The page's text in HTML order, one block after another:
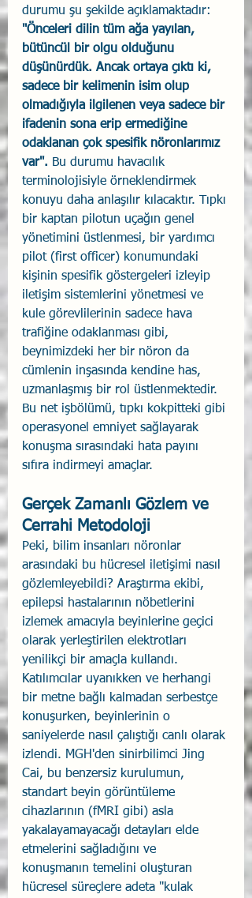
durumu şu şekilde açıklamaktadır:
"Önceleri dilin tüm ağa yayılan,
bütüncül bir olgu olduğunu
düşünürdük. Ancak ortaya çıktı ki,
sadece bir kelimenin isim olup
olmadığıyla ilgilenen veya sadece bir
ifadenin sona erip ermediğine
odaklanan çok spesifik nöronlarımız
var". Bu durumu havacılık
terminolojisiyle örneklendirmek
konuyu daha anlaşılır kılacaktır. Tıpkı
bir kaptan pilotun uçağın genel
yönetimini üstlenmesi, bir yardımcı
pilot (first officer) konumundaki
kişinin spesifik göstergeleri izleyip
iletişim sistemlerini yönetmesi ve
kule görevlilerinin sadece hava
trafiğine odaklanması gibi,
beynimizdeki her bir nöron da
cümlenin inşasında kendine has,
uzmanlaşmış bir rol üstlenmektedir.
Bu net işbölümü, tıpkı kokpitteki gibi
operasyonel emniyet sağlayarak
konuşma sırasındaki hata payını
sıfıra indirmeyi amaçlar.
Gerçek Zamanlı Gözlem ve
Cerrahi Metodoloji
Peki, bilim insanları nöronlar
arasındaki bu hücresel iletişimi nasıl
gözlemleyebildi? Araştırma ekibi,
epilepsi hastalarının nöbetlerini
izlemek amacıyla beyinlerine geçici
olarak yerleştirilen elektrotları
yenilikçi bir amaçla kullandı.
Katılımcılar uyanıkken ve herhangi
bir metne bağlı kalmadan serbestçe
konuşurken, beyinlerinin o
saniyelerde nasıl çalıştığı canlı olarak
izlendi. MGH'den sinirbilimci Jing
Cai, bu benzersiz kurulumun,
standart beyin görüntüleme
cihazlarının (fMRI gibi) asla
yakalayamayacağı detayları elde
etmelerini sağladığını ve
konuşmanın temelini oluşturan
hücresel süreçlere adeta "kulak